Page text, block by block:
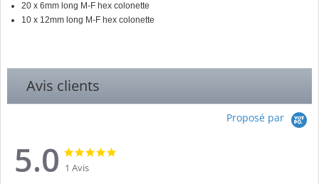
20 x 6mm long M-F hexcolonette
10 x 12mm long M-F hexcolonette
Avis clients
Proposé par
5.0
5.0
star
rating
1 Avis